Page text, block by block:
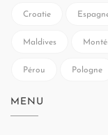
Croatie
Maldives
Pérou Pologne
MENU